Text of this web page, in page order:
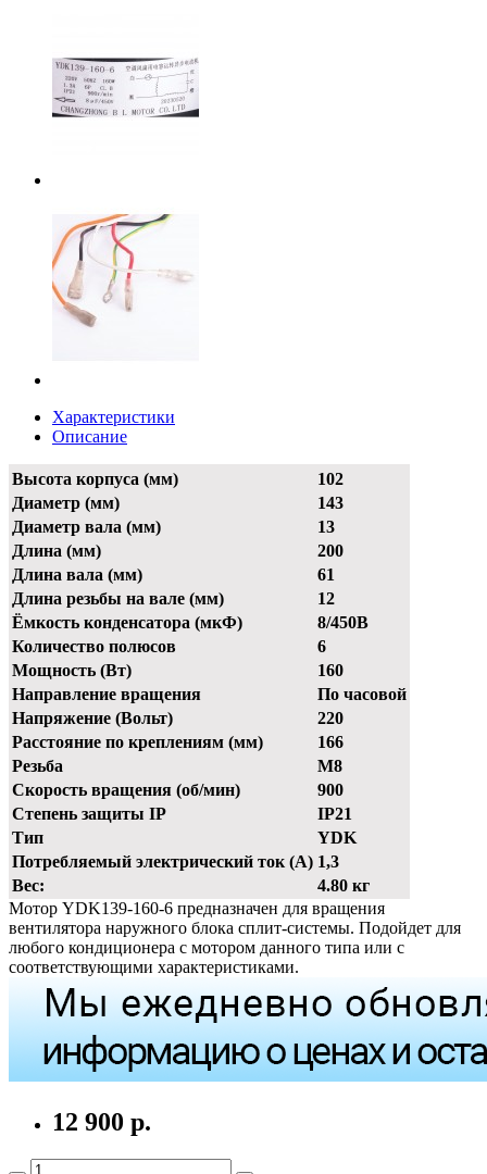
Характеристики
Описание
Высота корпуса (мм)
102
Диаметр (мм)
143
Диаметр вала (мм)
13
Длина (мм)
200
Длина вала (мм)
61
Длина резьбы на вале (мм)
12
Ёмкость конденсатора (мкФ)
8/450В
Количество полюсов
6
Мощность (Вт)
160
Направление вращения
По часовой
Напряжение (Вольт)
220
Расстояние по креплениям (мм)
166
Резьба
М8
Скорость вращения (об/мин)
900
Степень защиты IP
IP21
Тип
YDK
Потребляемый электрический ток (А) 1,3
Вес:
4.80 кг
Мотор YDK139-160-6 предназначен для вращения
вентилятора наружного блока сплит-системы. Подойдет для
любого кондиционера с мотором данного типа или с
соответствующими характеристиками.
12 900 р.